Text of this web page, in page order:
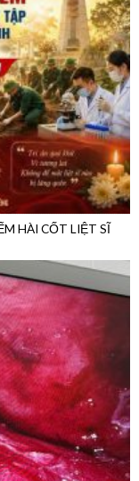
HÀI CỐT LIỆT SĨ
cá đâm thủng dạ dày,